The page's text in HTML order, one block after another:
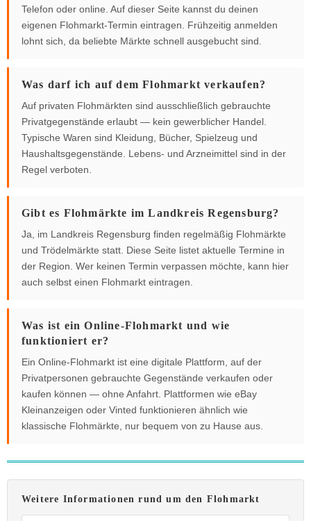
Telefon oder online. Auf dieser Seite kannst du deinen
eigenen Flohmarkt-Termin eintragen. Frühzeitig anmelden
lohnt sich, da beliebte Märkte schnell ausgebucht sind.
Was darf ich auf dem Flohmarkt verkaufen?
Auf privaten Flohmärkten sind ausschließlich gebrauchte
Privatgegenstände erlaubt — kein gewerblicher Handel.
Typische Waren sind Kleidung, Bücher, Spielzeug und
Haushaltsgegenstände. Lebens- und Arzneimittel sind in der
Regel verboten.
Gibt es Flohmärkte im Landkreis Regensburg?
Ja, im Landkreis Regensburg finden regelmäßig Flohmärkte
und Trödelmärkte statt. Diese Seite listet aktuelle Termine in
der Region. Wer keinen Termin verpassen möchte, kann hier
auch selbst einen Flohmarkt eintragen.
Was ist ein Online-Flohmarkt und wie
funktioniert er?
Ein Online-Flohmarkt ist eine digitale Plattform, auf der
Privatpersonen gebrauchte Gegenstände verkaufen oder
kaufen können — ohne Anfahrt. Plattformen wie eBay
Kleinanzeigen oder Vinted funktionieren ähnlich wie
klassische Flohmärkte, nur bequem von zu Hause aus.
Weitere Informationen rund um den Flohmarkt